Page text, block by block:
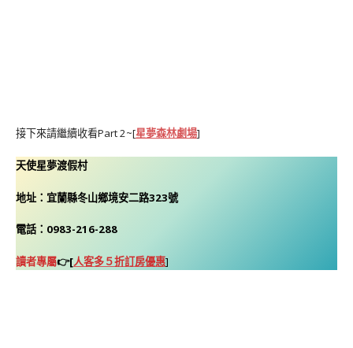
接下來請繼續收看Part 2~[星夢森林劇場]
天使星夢渡假村
地址：宜蘭縣冬山鄉境安二路323號
電話：0983-216-288
讀者專屬👉[人客多５折訂房優惠]